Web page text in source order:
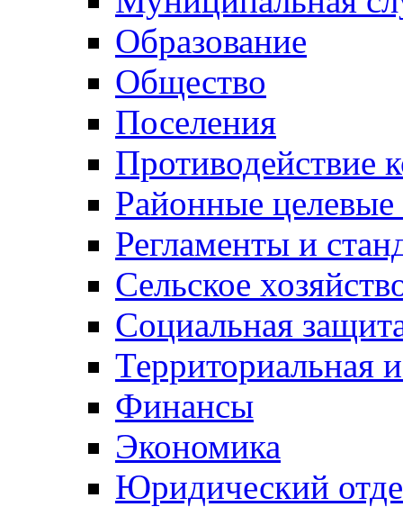
Образование
Общество
Поселения
Противодействие
Районные
Регламенты и
Сельское
Социальная
Территориальная
Финансы
Экономика
Юридический